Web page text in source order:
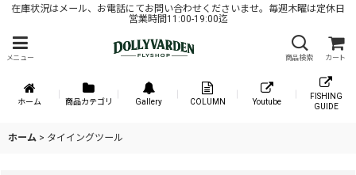
在庫状況はメール、お電話にてお問い合わせくださいませ。毎週木曜は定休日
営業時間11:00-19:00迄
メニュー 商品検索 カート
ホーム 商品カテゴリ Gallery COLUMN Youtube
FISHING
GUIDE
ホーム > タイイングツール